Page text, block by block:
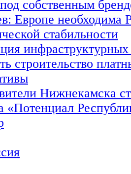
собственным
Европе необходима
стабильности
строительство
Нижнекамска
«Потенциал